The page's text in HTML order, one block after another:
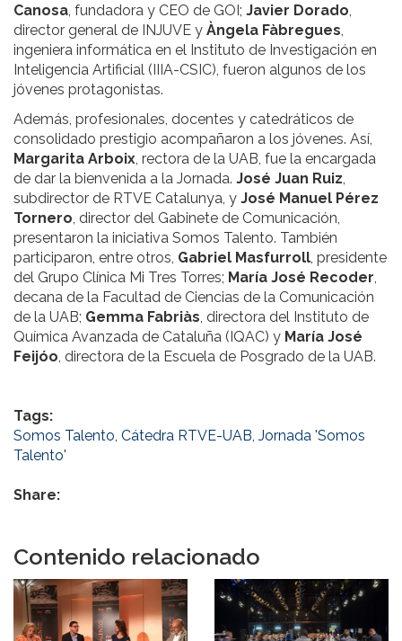
Canosa , fundadora y CEO de GOI; Javier Dorado
director general de INJUVE y Àngela Fàbregues
ingeniera informática en el Instituto de Investigación en
Inteligencia Artificial (IIIA-CSIC), fueron algunos de los
jóvenes protagonistas.
Además, profesionales, docentes y catedráticos de
consolidado prestigio acompañaron a los jóvenes. Así,
Margarita Arboix , rectora de la UAB, fue la encargada
de dar la bienvenida a la Jornada. José Juan Ruiz
subdirector de RTVE Catalunya, y José Manuel Pérez
Tornero , director del Gabinete de Comunicación,
presentaron la iniciativa Somos Talento. También
participaron, entre otros, Gabriel Masfurroll , presidente
del Grupo Clínica Mi Tres Torres; María José Recoder
decana de la Facultad de Ciencias de la Comunicación
de la UAB; Gemma Fabriàs , directora del Instituto de
Química Avanzada de Cataluña (IQAC) y María José
Feijóo , directora de la Escuela de Posgrado de la UAB.
Tags:
Somos Talento Cátedra RTVE-UAB Jornada 'Somos
Talento'
Share:
Contenido relacionado